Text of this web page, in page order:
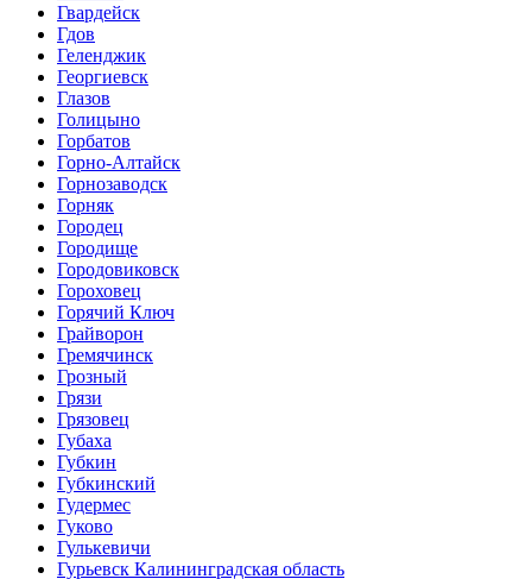
Гвардейск
Гдов
Геленджик
Георгиевск
Глазов
Голицыно
Горбатов
Горно-Алтайск
Горнозаводск
Горняк
Городец
Городище
Городовиковск
Гороховец
Горячий Ключ
Грайворон
Гремячинск
Грозный
Грязи
Грязовец
Губаха
Губкин
Губкинский
Гудермес
Гуково
Гулькевичи
Гурьевск Калининградская область